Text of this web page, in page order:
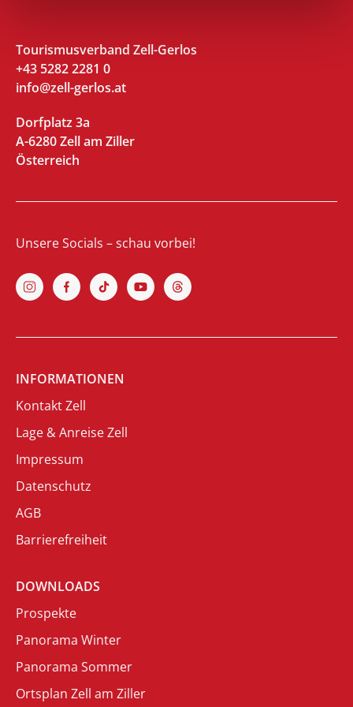
Tourismusverband Zell-Gerlos
+43 5282 2281 0
info@zell-gerlos.at
Dorfplatz 3a
A-6280 Zell am Ziller
Österreich
Unsere Socials – schau vorbei!
INFORMATIONEN
Kontakt Zell
Lage & Anreise Zell
Impressum
Datenschutz
AGB
Barrierefreiheit
DOWNLOADS
Prospekte
Panorama Winter
Panorama Sommer
Ortsplan Zell am Ziller